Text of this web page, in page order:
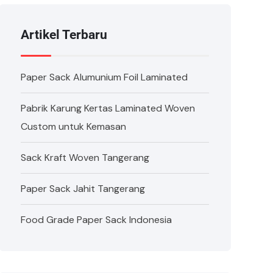
Artikel Terbaru
Paper Sack Alumunium Foil Laminated
Pabrik Karung Kertas Laminated Woven
Custom untuk Kemasan
Sack Kraft Woven Tangerang
Paper Sack Jahit Tangerang
Food Grade Paper Sack Indonesia